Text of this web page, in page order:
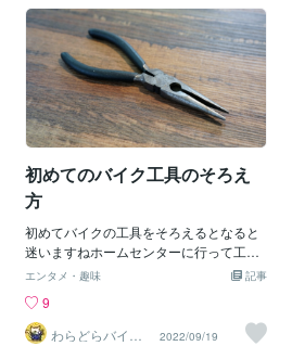
るんです！※使用方法を間違っていた 正
しい工具で正しい使用方法で！これは鉄
則ですでも？8ミリのボルトを締めて工具
が壊れるなんて！！！あの頃は整備をや
り始めで何も知らなかった今でも動画で
はちゃんと基本であるラチェットで本締
めするなんて無いですよね今はトルクレ
ンチで管理が流行っていて私も確かに間
違いは少ないですと思うそれでも！慣れ
てきたらある程度はトルクレンチを使わ
ない方が楽ですねこれについては又書き
ますそうそう！ちゃんとしたメーカーの
工具を買おう！という事ネットで申し込
む工具の支払いを分割で買う事もできる
初めてのバイク工具のそろえ
方
初めてバイクの工具をそろえるとなると
迷いますねホームセンターに行って工具
コーナーに行くと様々なメーカーの工具
をお勧めしています！それはなぜか？と
言うと私は安い工具が壊れて怪我をして
るからです良い物？そうKTCとか良いで
記事
エンタメ・趣味
9
わらどらバイク
屋
2022/09/19